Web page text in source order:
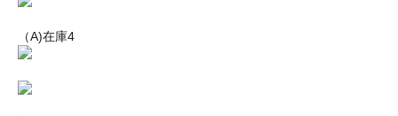
（A)在庫4